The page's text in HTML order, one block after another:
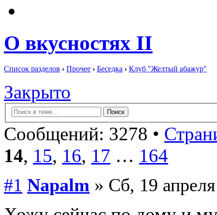
О вкусностях II
Список разделов › Прочее › Беседка › Клуб "Желтый абажур"
Закрыто
Сообщений: 3278 •
14, 15, 16, 17 … 164
#1 Napalm » Сб, 19